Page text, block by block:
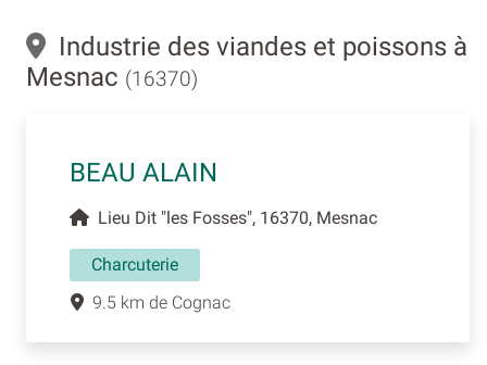
Industrie des viandes et poissons à
Mesnac (16370)
BEAU ALAIN
Lieu Dit "les Fosses", 16370, Mesnac
Charcuterie
9.5 km de Cognac